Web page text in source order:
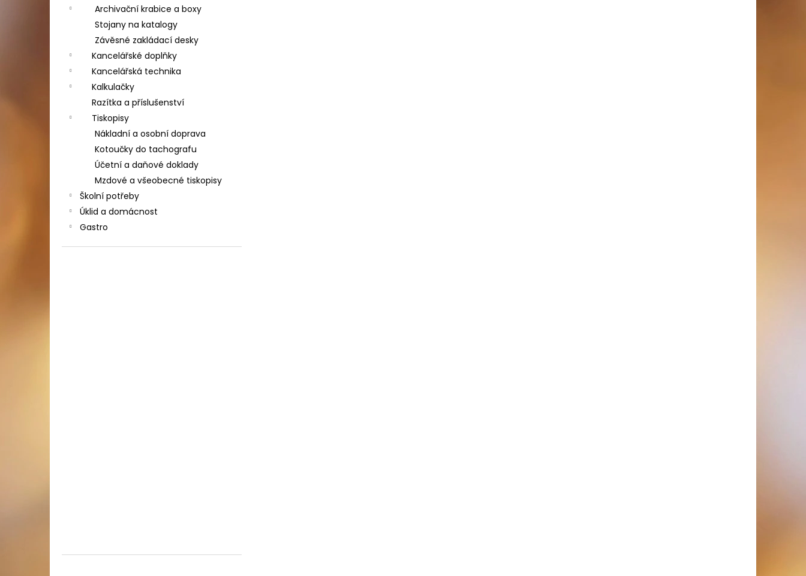
Archivační krabice a boxy
Stojany na katalogy
Závěsné zakládací desky
Kancelářské doplňky
Kancelářská technika
Kalkulačky
Razítka a příslušenství
Tiskopisy
Nákladní a osobní doprava
Kotoučky do tachografu
Účetní a daňové doklady
Mzdové a všeobecné tiskopisy
Školní potřeby
Úklid a domácnost
Gastro